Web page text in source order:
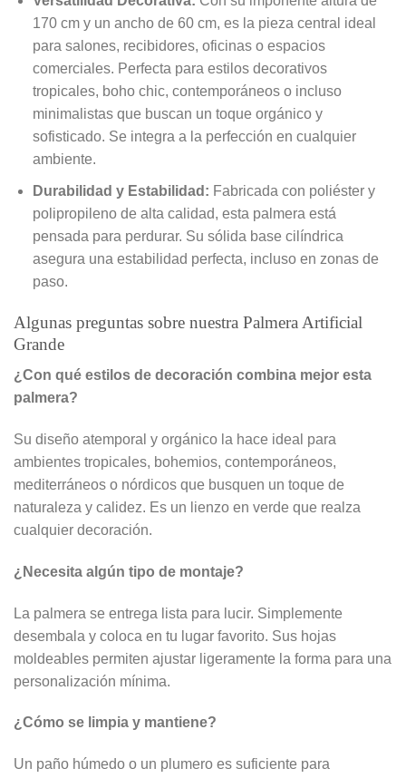
170 cm y un ancho de 60 cm, es la pieza central ideal
para salones, recibidores, oficinas o espacios
comerciales. Perfecta para estilos decorativos
tropicales, boho chic, contemporáneos o incluso
minimalistas que buscan un toque orgánico y
sofisticado. Se integra a la perfección en cualquier
ambiente.
Durabilidad y Estabilidad: Fabricada con poliéster y
polipropileno de alta calidad, esta palmera está
pensada para perdurar. Su sólida base cilíndrica
asegura una estabilidad perfecta, incluso en zonas de
paso.
Algunas preguntas sobre nuestra Palmera Artificial
Grande
¿Con qué estilos de decoración combina mejor esta
palmera?
Su diseño atemporal y orgánico la hace ideal para
ambientes tropicales, bohemios, contemporáneos,
mediterráneos o nórdicos que busquen un toque de
naturaleza y calidez. Es un lienzo en verde que realza
cualquier decoración.
¿Necesita algún tipo de montaje?
La palmera se entrega lista para lucir. Simplemente
desembala y coloca en tu lugar favorito. Sus hojas
moldeables permiten ajustar ligeramente la forma para una
personalización mínima.
¿Cómo se limpia y mantiene?
Un paño húmedo o un plumero es suficiente para